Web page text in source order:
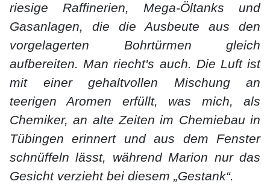
riesige Raffinerien, Mega-Öltanks und
Gasanlagen, die die Ausbeute aus den
vorgelagerten Bohrtürmen gleich
aufbereiten. Man riecht's auch. Die Luft ist
mit einer gehaltvollen Mischung an
teerigen Aromen erfüllt, was mich, als
Chemiker, an alte Zeiten im Chemiebau in
Tübingen erinnert und aus dem Fenster
schnüffeln lässt, während Marion nur das
Gesicht verzieht bei diesem „Gestank“.